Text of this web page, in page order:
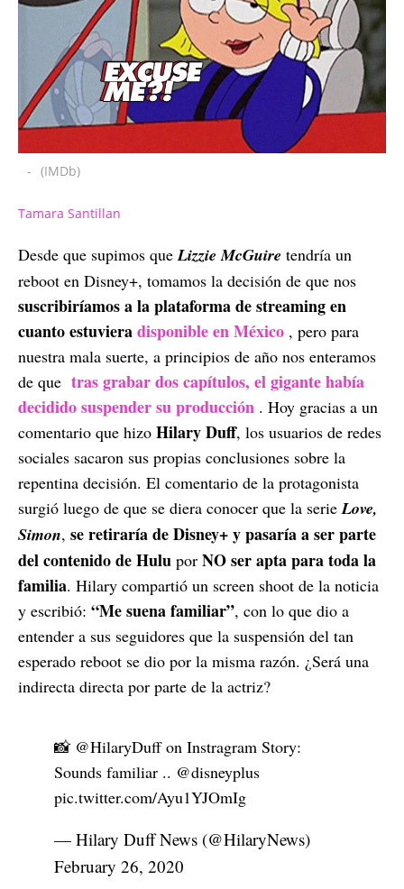
- (IMDb)
Tamara Santillan
Desde que supimos queLizzie McGuire tendría un
reboot en Disney+, tomamos la decisión de que nos
suscribiríamos a la plataforma de streaming en
cuanto estuvieradisponible en México , pero para
nuestra mala suerte, a principios de año nos enteramos
de que tras grabar dos capítulos, el gigante había
decidido suspender su producción . Hoy gracias a un
comentario que hizo Hilary Duff, los usuarios de redes
sociales sacaron sus propias conclusiones sobre la
repentina decisión. El comentario de la protagonista
surgió luego de que se diera conocer que la serie Love,
Simon, se retiraría de Disney+ y pasaría a ser parte
del contenido de Hulu por NO ser apta para toda la
familia. Hilary compartió un screen shoot de la noticia
y escribió: “Me suena familiar”, con lo que dio a
entender a sus seguidores que la suspensión del tan
esperado reboot se dio por la misma razón. ¿Será una
indirecta directa por parte de la actriz?
📸 @HilaryDuffon Instragram Story:
Sounds familiar .. @disneyplus
pic.twitter.com/Ayu1YJOmIg
— Hilary Duff News (@HilaryNews)
February 26, 2020